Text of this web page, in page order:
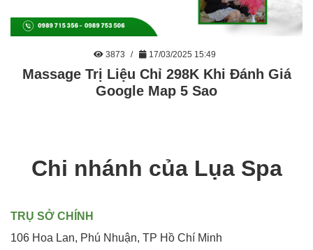
3873 17/03/2025 15:49
Massage Trị Liệu Chỉ 298K Khi Đánh Giá
Google Map 5 Sao
Chi nhánh của Lụa Spa
TRỤ SỞ CHÍNH
106 Hoa Lan, Phú Nhuận, TP Hồ Chí Minh